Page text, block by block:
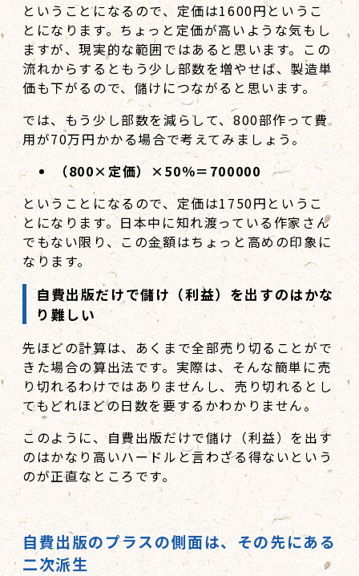
ということになるので、定価は1600円というこ
とになります。ちょっと定価が高いような気もし
ますが、現実的な範囲ではあると思います。この
流れからするともう少し部数を増やせば、製造単
価も下がるので、儲けにつながると思います。
では、もう少し部数を減らして、800部作って費
用が70万円かかる場合で考えてみましょう。
（800×定価）×50％＝700000
ということになるので、定価は1750円というこ
とになります。日本中に知れ渡っている作家さん
でもない限り、この金額はちょっと高めの印象に
なります。
自費出版だけで儲け（利益）を出すのはかな
り難しい
先ほどの計算は、あくまで全部売り切ることがで
きた場合の算出法です。実際は、そんな簡単に売
り切れるわけではありませんし、売り切れるとし
てもどれほどの日数を要するかわかりません。
このように、自費出版だけで儲け（利益）を出す
のはかなり高いハードルと言わざる得ないという
のが正直なところです。
自費出版のプラスの側面は、その先にある
二次派生